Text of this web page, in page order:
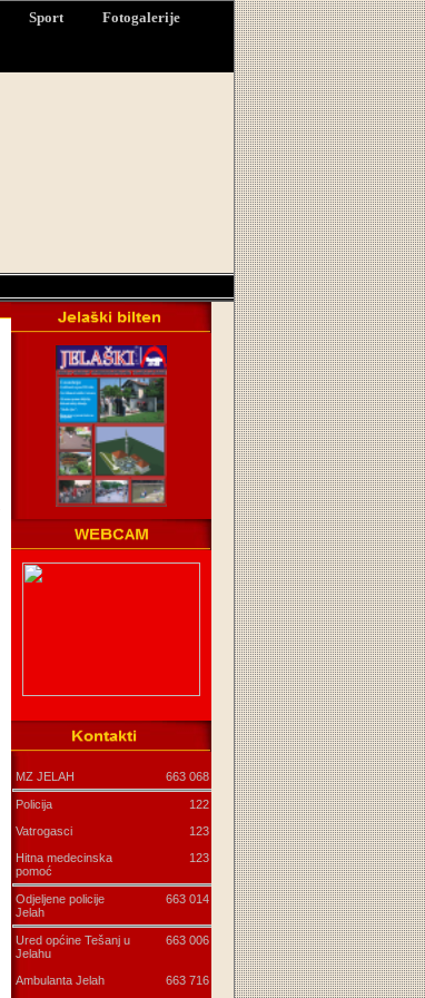
Sport Fotogalerije
MZ JELAH 663 068
Policija
122
Vatrogasci
123
Hitna medecinska
pomoć
123
Odjeljene policije
Jelah
663 014
Ured općine Tešanj u
Jelahu
663 006
Ambulanta Jelah 663 716